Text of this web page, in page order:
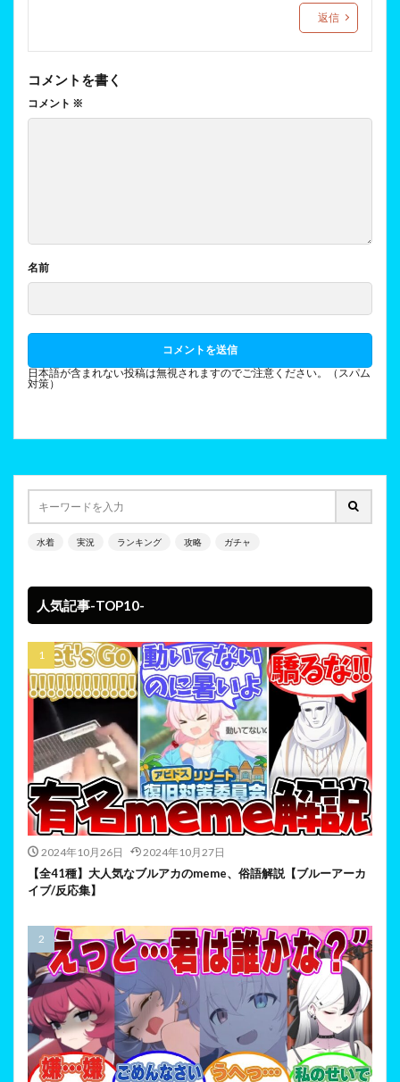
返信
コメントを書く
コメント ※
名前
日本語が含まれない投稿は無視されますのでご注意ください。（スパム
対策）
水着 実況 ランキング 攻略 ガチャ
人気記事-TOP10-
2024年10月26日 2024年10月27日
【全41種】大人気なブルアカのmeme、俗語解説【ブルーアーカ
イブ/反応集】